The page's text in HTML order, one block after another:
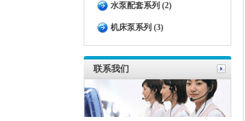
水泵配套系列 (2)
机床泵系列 (3)
联系我们